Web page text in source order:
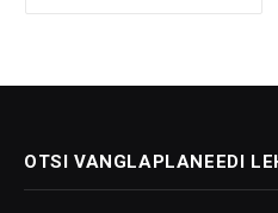
OTSI VANGLAPLANEEDI